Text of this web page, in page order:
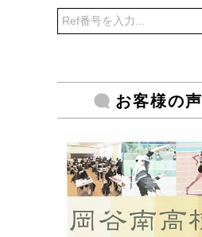
お客様の声